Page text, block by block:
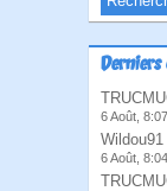
Derniers
6 Août, 8:07
6 Août, 8:04